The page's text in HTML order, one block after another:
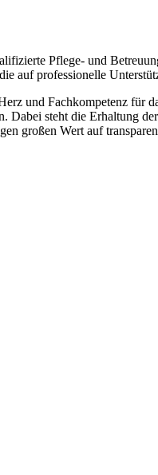
Pflege- und
auf professionelle
und Fachkompetenz für
steht die Erhaltung
großen Wert auf